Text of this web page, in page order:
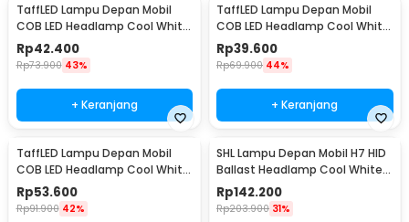
TaffLED Lampu Depan Mobil
COB LED Headlamp Cool White
IP65 32V H7 - S2
Rp42.400
Rp73.900 43%
+ Keranjang
TaffLED Lampu Depan Mobil
COB LED Headlamp Cool White
IP65 32V H11 - S2
Rp39.600
Rp69.900 44%
+ Keranjang
TaffLED Lampu Depan Mobil
COB LED Headlamp Cool White
IP65 32V H4/9003 - S2
Rp53.600
Rp91.900 42%
SHL Lampu Depan Mobil H7 HID
Ballast Headlamp Cool White
55W 12V 2PCS - RSVR
Rp142.200
Rp203.900 31%